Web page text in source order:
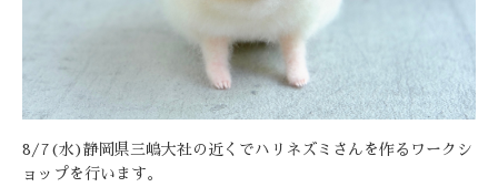
8/7(水)静岡県三嶋大社の近くでハリネズミさんを作るワークシ
ョップを行います。